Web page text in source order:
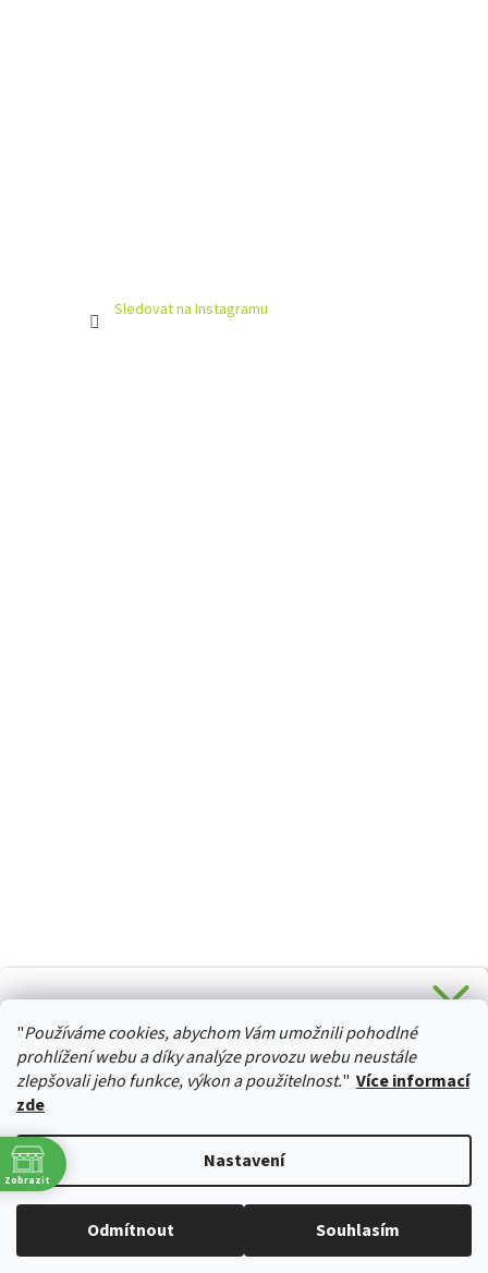
"Používáme cookies, abychom Vám umožnili pohodlné
prohlížení webu a díky analýze provozu webu neustále
zlepšovali jeho funkce, výkon a použitelnost." Více informací
zde
Nastavení
Odmítnout Souhlasím
Sledovat na Instagramu
HURTTA-COLLECTION.CZ
Copyright 2026izviratka.cz. Všechna práva vyhrazena.Upravit
Zobrazit
Stačí se přihlásit k odběru novinek z našeho obchodu a je
Vaše :)
Ano, chci se přihlásit
Zásady zpracování osobních údajů